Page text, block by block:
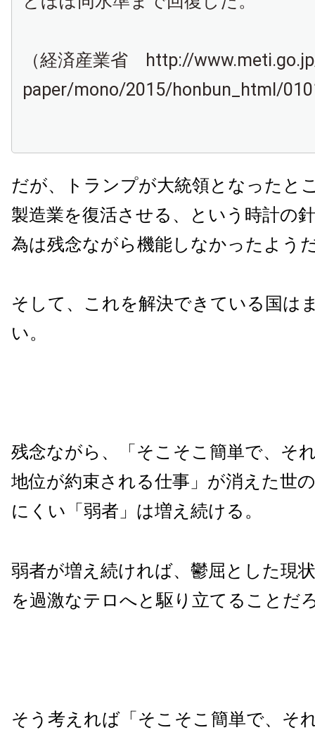
（経済産業省 http://
paper/mono/2015/honbun_html/
だが、トランプが大統領となったと
製造業を復活させる、という時計の
為は残念ながら機能しなかったよう
そして、これを解決できている国は
い。
残念ながら、「そこそこ簡単で、そ
地位が約束される仕事」が消えた世
にくい「弱者」は増え続ける。
弱者が増え続ければ、鬱屈とした現
を過激なテロへと駆り立てることだ
そう考えれば 「そこそこ簡単で、そ